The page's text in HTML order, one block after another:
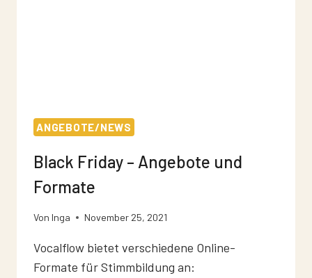
ANGEBOTE/NEWS
Black Friday – Angebote und
Formate
Von Inga November 25, 2021
Vocalflow bietet verschiedene Online-
Formate für Stimmbildung an: